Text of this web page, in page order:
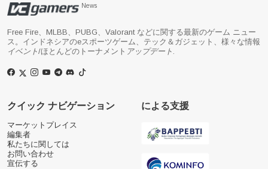
News
Free Fire、MLBB、PUBG、Valorant などに関する最新のゲーム ニュー
ス。インドネシアのeスポーツゲーム、テック＆ガジェット、様々な情報
イベント/ほとんどのトーナメント アップデート
クイック ナビゲーション
マーケットプレイス
編集者
私たちに関しては
お問い合わせ
宣伝する
による支援